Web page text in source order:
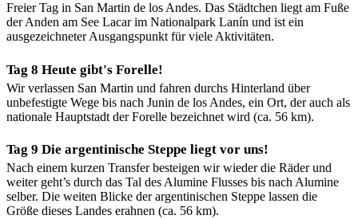
Freier Tag in San Martin de los Andes. Das Städtchen liegt am Fuße
der Anden am See Lacar im Nationalpark Lanín und ist ein
ausgezeichneter Ausgangspunkt für viele Aktivitäten.
Tag 8 Heute gibt's Forelle!
Wir verlassen San Martin und fahren durchs Hinterland über
unbefestigte Wege bis nach Junin de los Andes, ein Ort, der auch als
nationale Hauptstadt der Forelle bezeichnet wird (ca. 56 km).
Tag 9 Die argentinische Steppe liegt vor uns!
Nach einem kurzen Transfer besteigen wir wieder die Räder und
weiter geht’s durch das Tal des Alumine Flusses bis nach Alumine
selber. Die weiten Blicke der argentinischen Steppe lassen die
Größe dieses Landes erahnen (ca. 56 km).